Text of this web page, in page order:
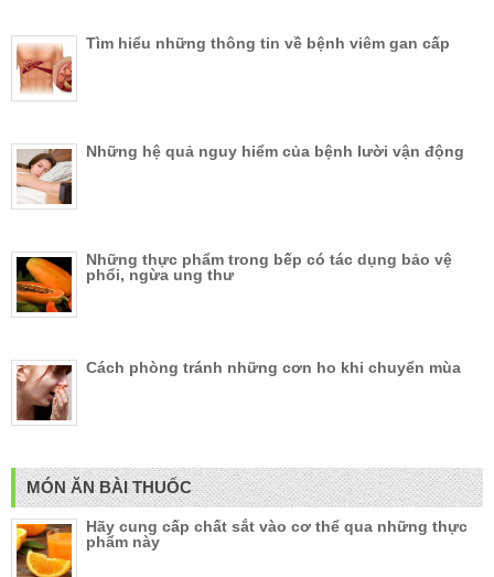
Tìm hiểu những thông tin về bệnh viêm gan cấp
Những hệ quả nguy hiểm của bệnh lười vận động
Những thực phẩm trong bếp có tác dụng bảo vệ
phổi, ngừa ung thư
Cách phòng tránh những cơn ho khi chuyển mùa
MÓN ĂN BÀI THUỐC
Hãy cung cấp chất sắt vào cơ thể qua những thực
phẩm này